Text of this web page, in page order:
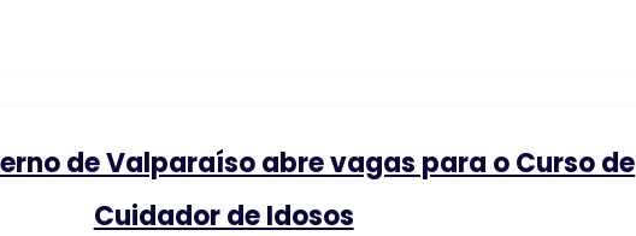
de Valparaíso abre vagas para o Curso de
Cuidador de Idosos